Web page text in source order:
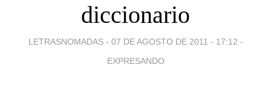
diccionario
LETRASNOMADAS - 07 DE AGOSTO DE 2011 - 17:12 -
EXPRESANDO